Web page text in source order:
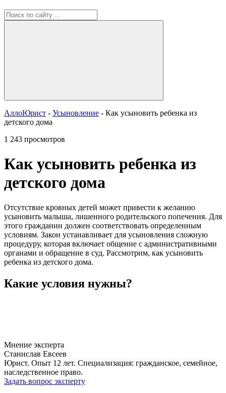
АллоЮрист - Усыновление - Как усыновить ребенка из
детского дома
1 243 просмотров
Как усыновить ребенка из
детского дома
Отсутствие кровных детей может привести к желанию
усыновить малыша, лишенного родительского попечения. Для
этого гражданин должен соответствовать определенным
условиям. Закон устанавливает для усыновления сложную
процедуру, которая включает общение с административными
органами и обращение в суд. Рассмотрим, как усыновить
ребенка из детского дома.
Какие условия нужны?
Мнение эксперта
Станислав Евсеев
Юрист. Опыт 12 лет. Специализация: гражданское, семейное,
наследственное право.
Задать вопрос эксперту